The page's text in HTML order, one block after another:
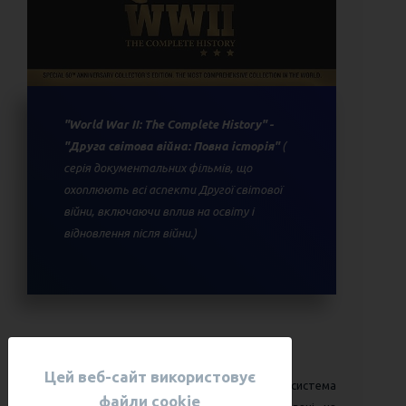
"World War II: The Complete History" -
"Друга світова війна: Повна історія" (
серія документальних фільмів, що
охоплюють всі аспекти Другої світової
війни, включаючи вплив на освіту і
відновлення після війни.)
Після проголошення незалежності в 1991 році, система
Цей веб-сайт використовує
файли cookie